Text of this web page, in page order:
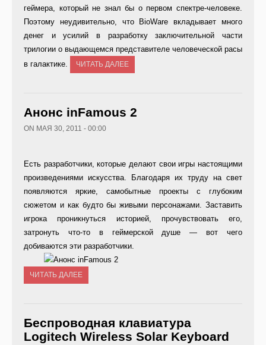
геймера, который не знал бы о первом спектре-человеке.
Поэтому неудивительно, что BioWare вкладывает много
денег и усилий в разработку заключительной части
трилогии о выдающемся представителе человеческой расы
в галактике.
ЧИТАТЬ ДАЛЕЕ
Анонс inFamous 2
ON МАЯ 30, 2011 - 00:00
Есть разработчики, которые делают свои игры настоящими
произведениями искусства. Благодаря их труду на свет
появляются яркие, самобытные проекты с глубоким
сюжетом и как будто бы живыми персонажами. Заставить
игрока проникнуться историей, прочувствовать его,
затронуть что-то в геймерской душе — вот чего
добиваются эти разработчики.
ЧИТАТЬ ДАЛЕЕ
Беспроводная клавиатура
Logitech Wireless Solar Keyboard